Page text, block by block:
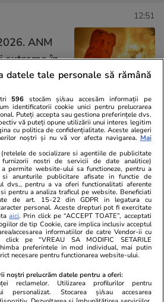
12:51
ANM
extreme în
„Un val de
09:22
noroc, încât
clarificări
datele tale personale să rămână
596 stocăm și/sau accesăm informații pe
identificatorii cookie unici pentru prelucrarea
Puteți accepta sau gestiona preferințele dvs.
vă puteți opune utilizării unui interes legitim
cu politica de confidențialitate. Aceste alegeri
noștri și nu vă vor afecta navigarea. Mai
de socializare si agentiile de publicitate
nostri de servicii de date analitice)
permite website-ului sa functioneze, pentru a
si anunturile publicitare afisate in functie de
dvs., pentru a va oferi functionalitati aferente
pentru a analiza traficul pe website. Beneficiati
de art. 15-22 din GDPR in legatura cu
personal. Aceste drepturi pot fi exercitate
aici. Prin click pe “ACCEPT TOATE”, acceptati
de tip Cookie, care implica inclusiv acceptul
accesarea informatiilor de catre Vendor-ii cu
click pe “VREAU SA MODIFIC SETARILE
preferintele in mod individual, mai putin
necesare pentru functionarea website-ului.
noștri prelucrăm datele pentru a oferi:
reclamelor. Utilizarea profilurilor pentru
personalizat. Stocarea și/sau accesarea